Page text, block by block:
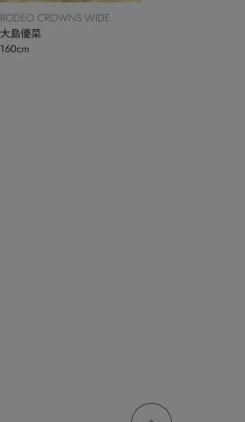
RODEO CROWNS WIDE
BOWL
大島優菜
160cm
ページ